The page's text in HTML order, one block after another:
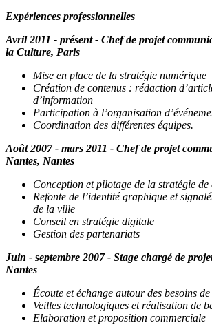
Expériences professionnelles
Avril 2011 - présent - Chef de projet
la Culture, Paris
Mise en place de la stratégie numérique
Création de contenus : rédaction
d’information
Participation à l’organisation
Coordination des différentes équipes.
Août 2007 - mars 2011 - Chef de projet
Nantes, Nantes
Conception et pilotage de la stratégie
Refonte de l’identité graphique et
de la ville
Conseil en stratégie digitale
Gestion des partenariats
Juin - septembre 2007 - Stage chargé de
Nantes
Écoute et échange autour des besoins
Veilles technologiques et réalisation de
Elaboration et proposition commerciale